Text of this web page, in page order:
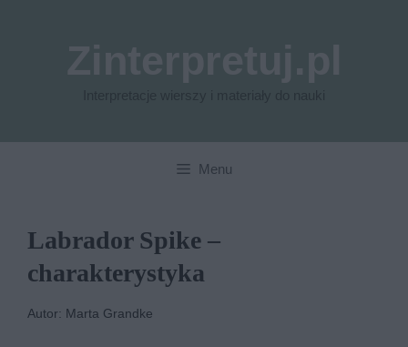
Menu
Labrador Spike –
charakterystyka
Autor: Marta Grandke